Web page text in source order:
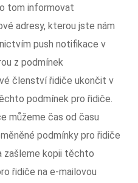
tom informovat
adresy, kterou jste nám
push notifikace v
z podmínek
členství řidiče ukončit v
podmínek pro řidiče.
můžeme čas od času
podmínky pro řidiče
zašleme kopii těchto
řidiče na e-mailovou